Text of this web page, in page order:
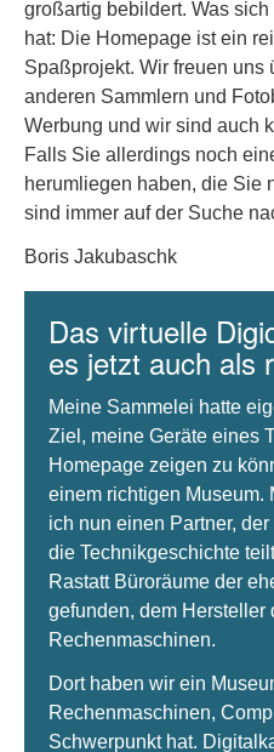
großartig bebildert. Was
hat: Die Homepage ist ein
Spaßprojekt. Wir freuen uns
anderen Sammlern und
Werbung und wir sind auch
Falls Sie allerdings noch
herumliegen haben, die Sie
sind immer auf der Suche
Boris Jakubaschk
Das virtuelle
es jetzt auch als
Meine Sammelei hatte
Ziel, meine Geräte eines
Homepage zeigen zu
einem richtigen Museum.
ich nun einen Partner,
die Technikgeschichte
Rastatt Büroräume der
gefunden, dem Hersteller
Rechenmaschinen.
Dort haben wir ein
Rechenmaschinen,
Schwerpunkt hat.